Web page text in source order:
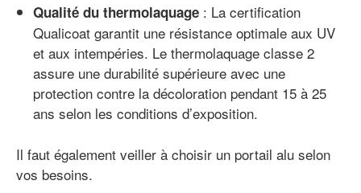
Qualité du thermolaquage : La certification
Qualicoat garantit une résistance optimale aux UV
et aux intempéries. Le thermolaquage classe 2
assure une durabilité supérieure avec une
protection contre la décoloration pendant 15 à 25
ans selon les conditions d’exposition.
Il faut également veiller à choisir un portail alu selon
vos besoins.